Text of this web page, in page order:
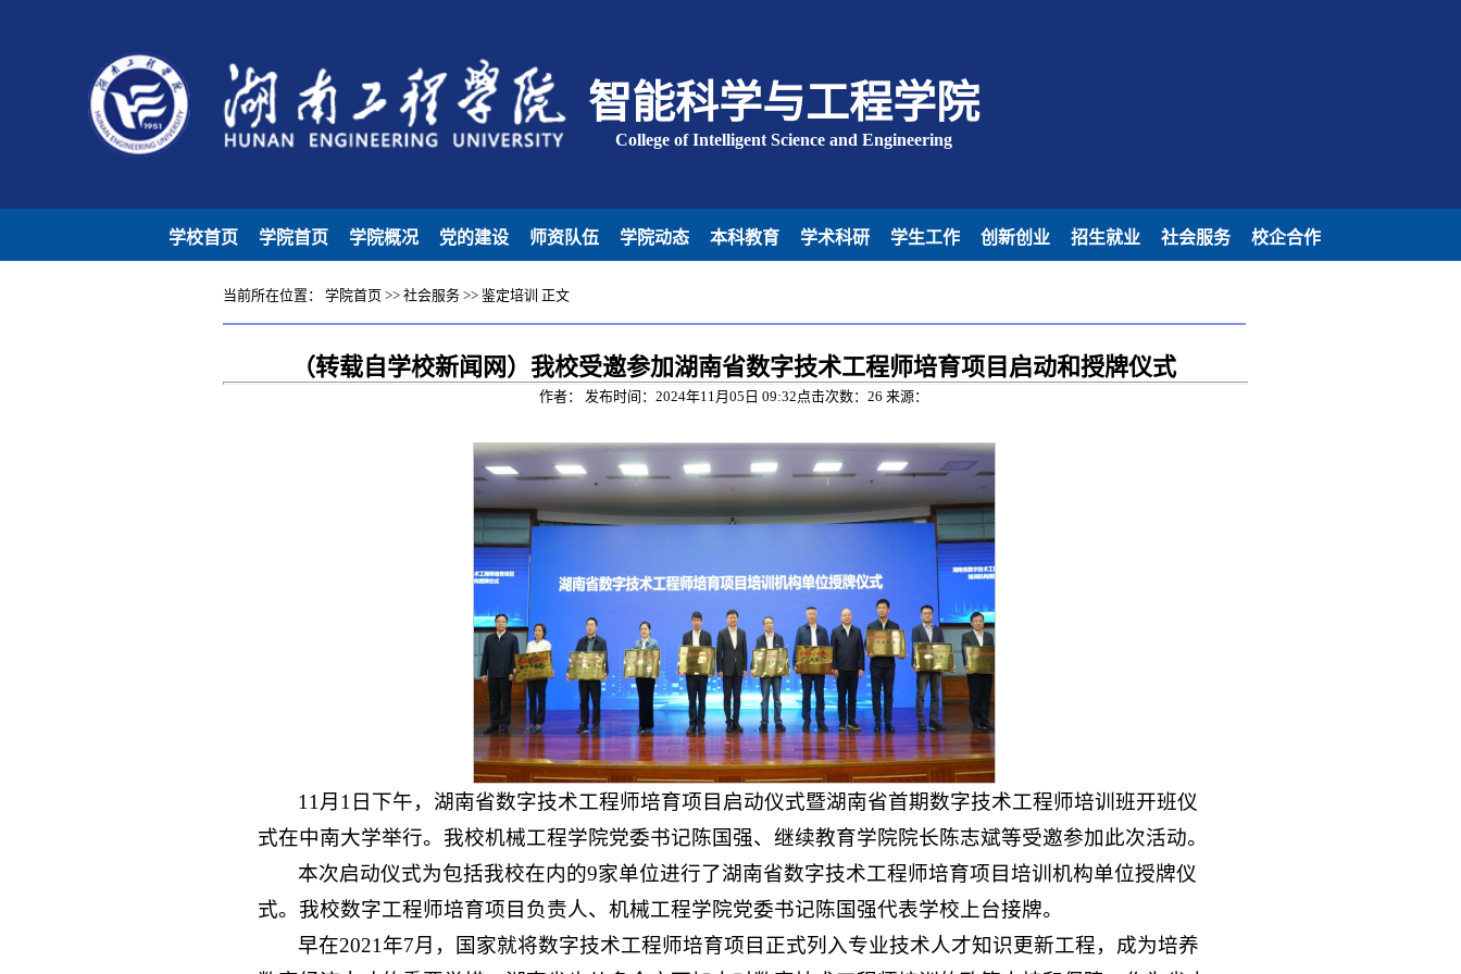
智能科学与工程学院
College of Intelligent Science and Engineering
学校首页 学院首页 学院概况 党的建设 师资队伍 学院动态 本科教育 学术科研 学生工作 创新创业 招生就业 社会服务 校企合作
当前所在位置： 学院首页>> 社会服务>> 鉴定培训 正文
（转载自学校新闻网）我校受邀参加湖南省数字技术工程师培育项目启动和授牌仪式
作者： 发布时间：2024年11月05日 09:32点击次数： 26 来源：
11月1日下午，湖南省数字技术工程师培育项目启动仪式暨湖南省首期数字技术工程师培训班开班仪
式在中南大学举行。我校机械工程学院党委书记陈国强、继续教育学院院长陈志斌等受邀参加此次活动。
本次启动仪式为包括我校在内的9家单位进行了湖南省数字技术工程师培育项目培训机构单位授牌仪
式。我校数字工程师培育项目负责人、机械工程学院党委书记陈国强代表学校上台接牌。
早在2021年7月，国家就将数字技术工程师培育项目正式列入专业技术人才知识更新工程，成为培养